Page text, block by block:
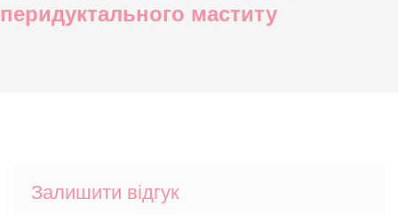
перидуктального маститу
Залишити відгук